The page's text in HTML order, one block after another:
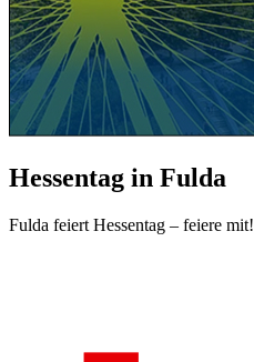
Hessentag in Fulda
Fulda feiert Hessentag – feiere mit!